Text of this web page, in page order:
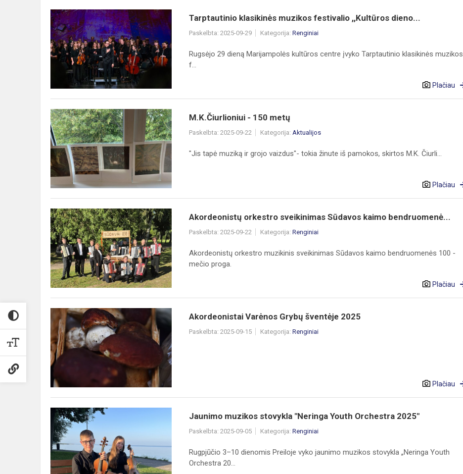
Tarptautinio
klasikinės
muzikos
festivalio
,,Kultūros
dieno...
Tarptautinio klasikinės muzikos festivalio ,,Kultūros dieno...
Paskelbta: 2025-09-29 Kategorija: Renginiai
Rugsėjo 29 dieną Marijampolės kultūros centre įvyko Tarptautinio klasikinės muzikos
f...
Plačiau
M.K.Čiurlioniui
-
150
metų
M.K.Čiurlioniui - 150 metų
Paskelbta: 2025-09-22 Kategorija: Aktualijos
"Jis tapė muziką ir grojo vaizdus"- tokia žinute iš pamokos, skirtos M.K. Čiurli...
Plačiau
Akordeonistų
orkestro
sveikinimas
Sūdavos
kaimo
bendruomenė...
Akordeonistų orkestro sveikinimas Sūdavos kaimo bendruomenė...
Paskelbta: 2025-09-22 Kategorija: Renginiai
Akordeonistų orkestro muzikinis sveikinimas Sūdavos kaimo bendruomenės 100 -
mečio proga.
Plačiau
Akordeonistai
Varėnos
Grybų
šventėje
2025
Akordeonistai Varėnos Grybų šventėje 2025
Paskelbta: 2025-09-15 Kategorija: Renginiai
Plačiau
Jaunimo
muzikos
stovykla
"Neringa
Youth
Jaunimo muzikos stovykla "Neringa Youth Orchestra 2025"
Paskelbta: 2025-09-05 Kategorija: Renginiai
Rugpjūčio 3–10 dienomis Preiloje vyko jaunimo muzikos stovykla „Neringa Youth
Orchestra 20...